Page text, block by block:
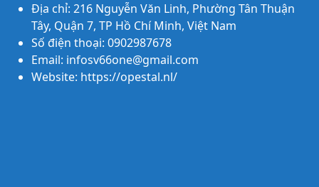
Địa chỉ: 216 Nguyễn Văn Linh, Phường Tân Thuận
Tây, Quận 7, TP Hồ Chí Minh, Việt Nam
Số điện thoại: 0902987678
Email: infosv66one@gmail.com
Website: https://opestal.nl/